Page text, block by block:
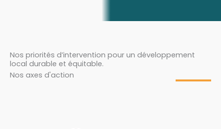
Nos priorités d’intervention pour un développement
local durable et équitable.
Nos axes d'action